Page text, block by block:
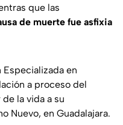
que las
de muerte fue asfixia
Especializada en
a proceso del
la vida a su
Nuevo, en Guadalajara.